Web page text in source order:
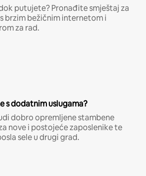
putujete? Pronađite smještaj za
brzim bežičnim internetom i
za rad.
s dodatnim uslugama?
dobro opremljene stambene
nove i postojeće zaposlenike te
sele u drugi grad.